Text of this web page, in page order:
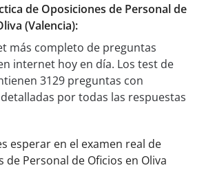
de Oposiciones de Personal de
(Valencia):
más completo de preguntas
internet hoy en día. Los test de
3129 preguntas con
por todas las respuestas
esperar en el examen real de
de Personal de Oficios en Oliva